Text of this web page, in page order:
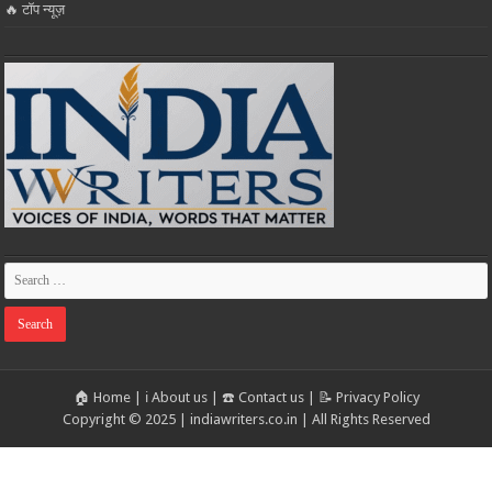
🔥 टॉप न्यूज़
🏠 Home| ℹ️ About us| ☎️ Contact us|
📝 Privacy Policy
Copyright © 2025 | indiawriters.co.in | All Rights Reserved